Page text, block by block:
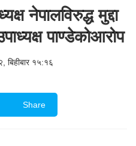
नेपालविरुद्ध मुद्दा
पाण्डेकोआरोप
बिहीबार १५:१६
Share